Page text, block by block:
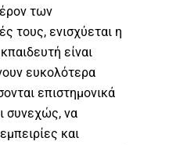
των
τους, ενισχύεται η
είναι
ευκολότερα
επιστημονικά
συνεχώς, να
και